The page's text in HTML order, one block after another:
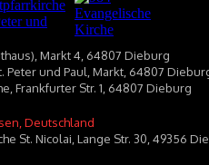
Markt 4, 64807 Dieburg
Peter und Paul, Markt, 64807
Frankfurter Str. 1, 64807 Dieburg
Deutschland
St. Nicolai, Lange Str. 30, 49356